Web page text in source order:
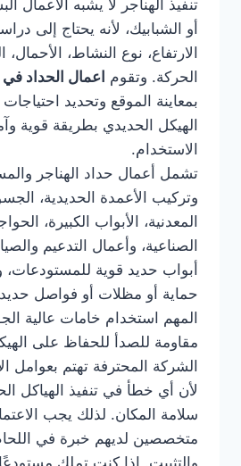
تنفيذ الهناجر لا يشبه الأعمال
أو الشبابيك، لأنه يحتاج إلى
الارتفاع، نوع النشاط، الأحمال،
الحركة. وتقوم اعمال الحداد
بمعاينة الموقع وتحديد
الهيكل الحديدي بطريقة قوية
الاستخدام.
تشمل أعمال حداد الهناجر
وتركيب الأعمدة الحديدية،
المعدنية، الأبواب الكبيرة،
الصناعية، وأعمال التدعيم
أبواب حديد قوية
حماية أو مظلات أو فواصل
المهم استخدام خامات عالية
مقاومة للصدأ للحفاظ على
الشركة المحترفة تهتم بعوامل
لأن أي خطأ في تنفيذ الهياكل
سلامة المكان. لذلك يجب
متخصصين لديهم خبرة في